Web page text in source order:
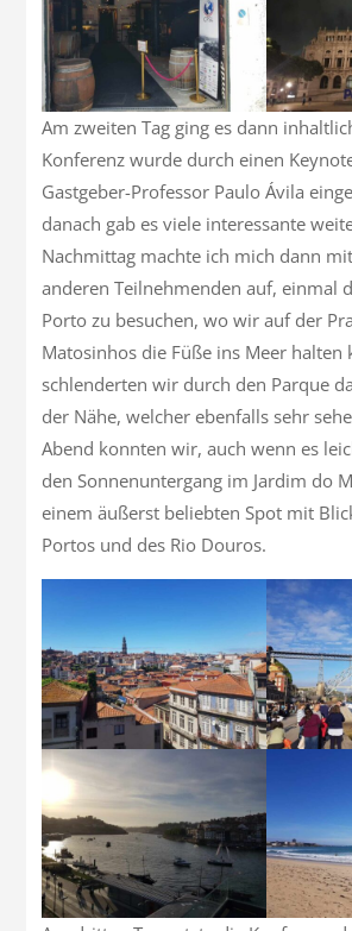
Am zweiten Tag ging es dann
Konferenz wurde durch einen
Gastgeber-Professor Paulo Ávila
danach gab es viele interessante
Nachmittag machte ich mich dann
anderen Teilnehmenden auf, einmal
Porto zu besuchen, wo wir auf der
Matosinhos die Füße ins Meer halten
schlenderten wir durch den Parque
der Nähe, welcher ebenfalls sehr
Abend konnten wir, auch wenn es
den Sonnenuntergang im Jardim do
einem äußerst beliebten Spot mit
Portos und des Rio Douros.